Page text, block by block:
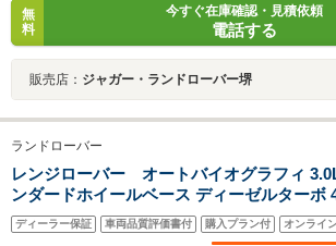
無
料
今すぐ在庫確認・見積依頼
電話する
販売店： ジャガー・ランドローバー堺
ランドローバー
レンジローバー オートバイオグラフィ
ンダードホイールベース ディーゼルター
デル メーカー基準整備!認定中古車2年保
ディーラー保証 車両品質評価書付 購入プラン付 オンライ